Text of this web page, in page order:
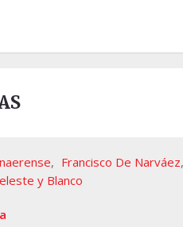
, Francisco De Narváez,
y Blanco